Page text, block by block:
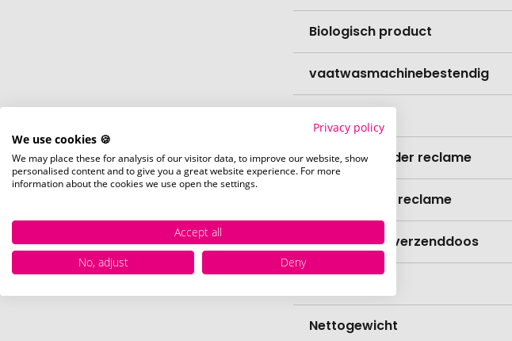
Biologisch product
vaatwasmachinebestendig
Levertijd zonder reclame
Levertijd met reclame
Hoeveelheid verzenddoos
Nettogewicht
Privacy policy
We use cookies 🍪
We may place these for analysis of our visitor data, to improve our website, show
personalised content and to give you a great website experience. For more
information about the cookies we use open the settings.
Accept all
No, adjust
Deny